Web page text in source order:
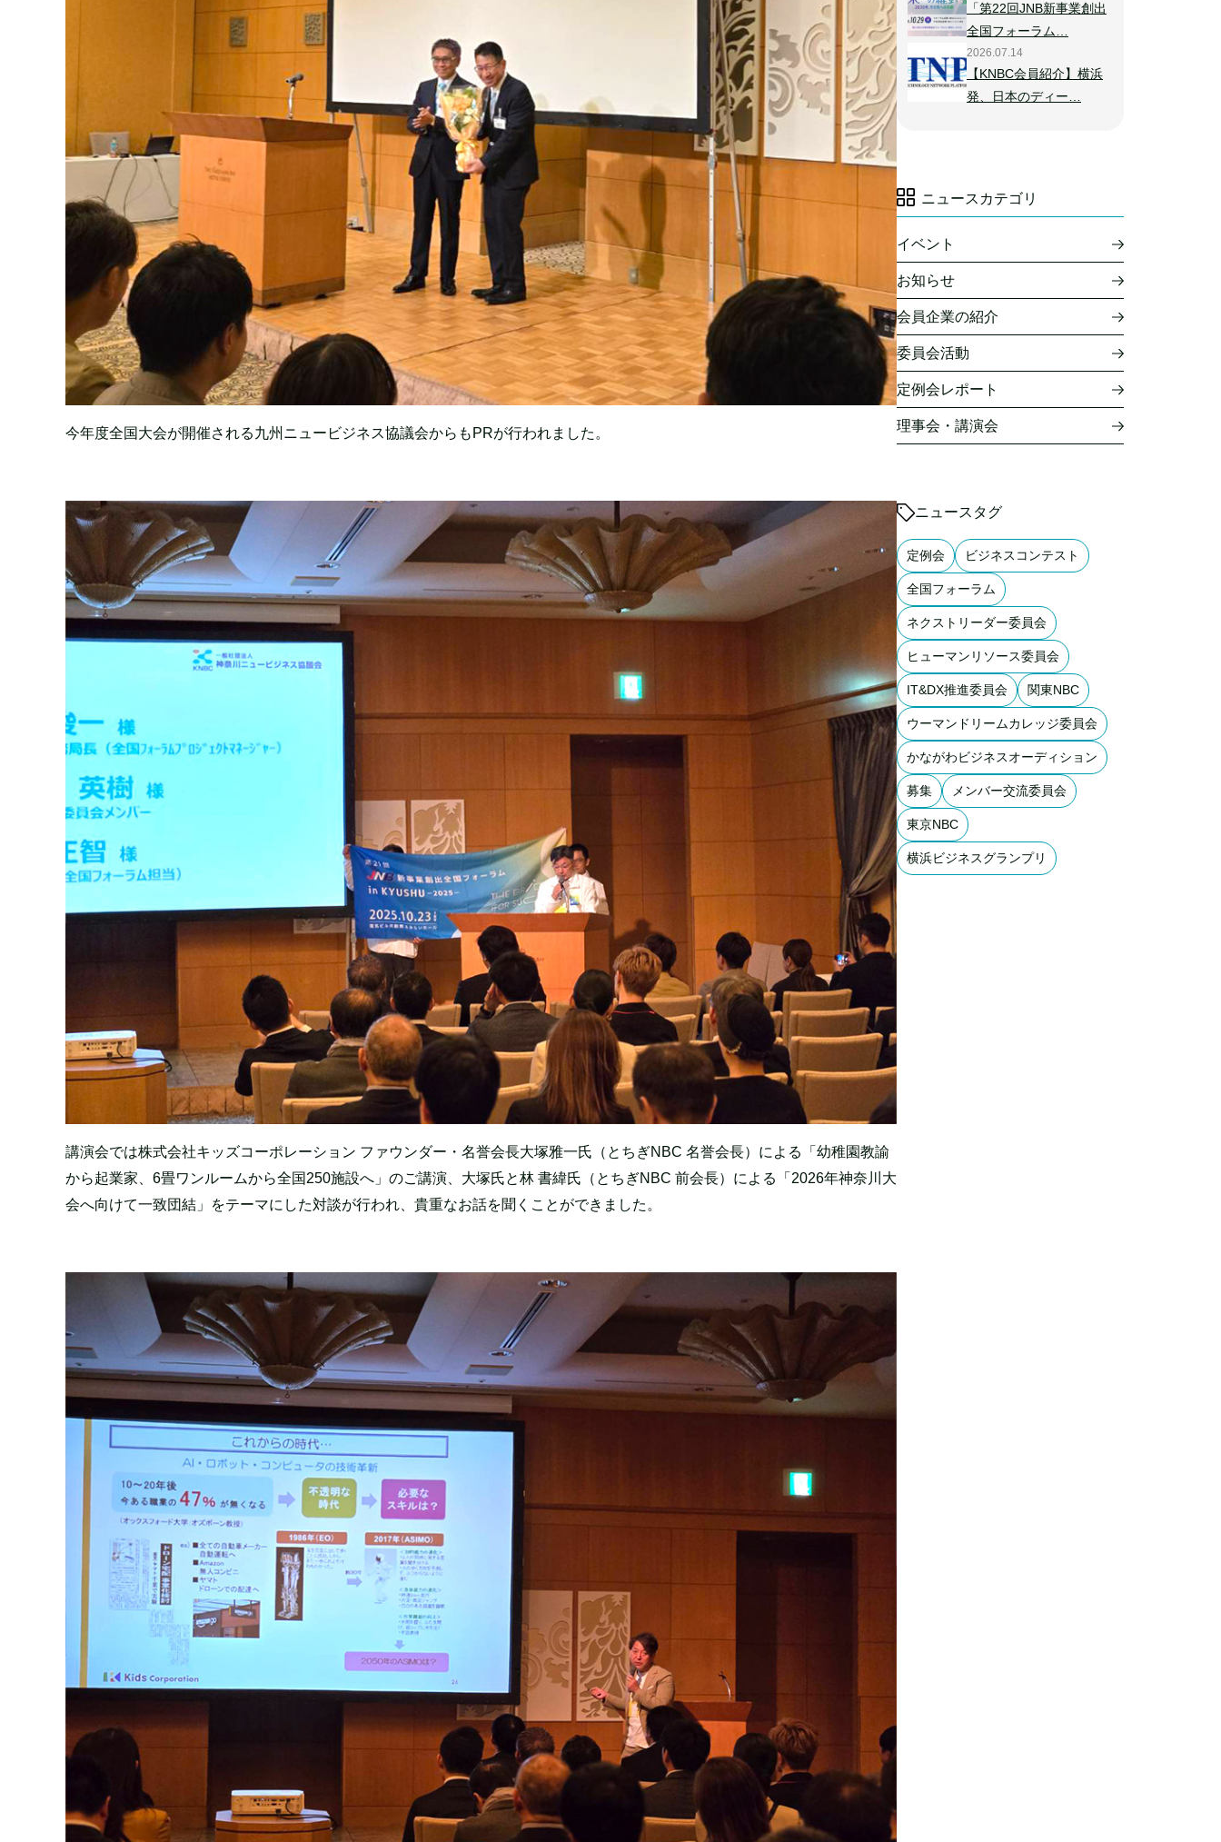
今年度全国大会が開催される九州ニュービジネス協議会からもPRが行われました。
講演会では株式会社キッズコーポレーション ファウンダー・名誉会長大塚雅一氏（とちぎNBC 名誉会長）による「幼稚園教諭
から起業家、6畳ワンルームから全国250施設へ」のご講演、大塚氏と林 書緯氏（とちぎNBC 前会長）による「2026年神奈川大
会へ向けて一致団結」をテーマにした対談が行われ、貴重なお話を聞くことができました。
「第22回JNB新事業創出
全国フォーラム…
2026.07.14
【KNBC会員紹介】横浜
発、日本のディー…
ニュースカテゴリ
イベント
お知らせ
会員企業の紹介
委員会活動
定例会レポート
理事会・講演会
ニュースタグ
定例会 ビジネスコンテスト
全国フォーラム
ネクストリーダー委員会
ヒューマンリソース委員会
IT&DX推進委員会 関東NBC
ウーマンドリームカレッジ委員会
かながわビジネスオーディション
募集 メンバー交流委員会
東京NBC
横浜ビジネスグランプリ